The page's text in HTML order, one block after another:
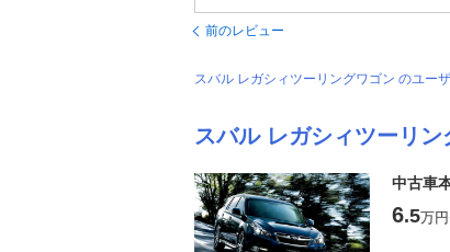
前のレビュー
スバル レガシィツーリングワゴン のユー
スバル レガシィツーリン
中古車
6.5万円